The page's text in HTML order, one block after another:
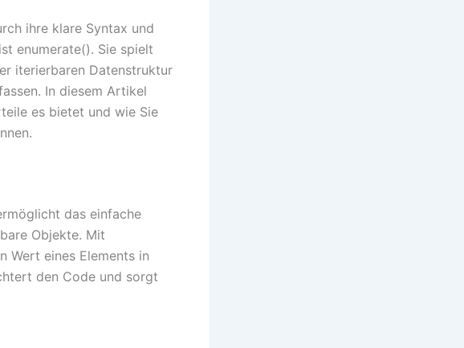
ihre klare Syntax und
enumerate(). Sie spielt
iterierbaren Datenstruktur
In diesem Artikel
es bietet und wie Sie
das einfache
Objekte. Mit
Wert eines Elements in
den Code und sorgt